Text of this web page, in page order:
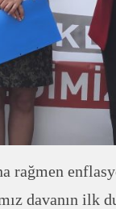
rağmen
davanın ilk